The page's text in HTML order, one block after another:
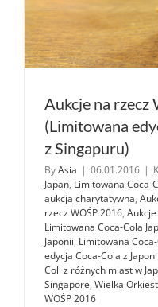
Aukcje na rzecz
(Limitowana
z Singapuru)
ByAsia | 06.01.2016 |
Japan, Limitowana Coca-
aukcja charytatywna,
rzecz WOŚP 2016, Aukcje
Limitowana Coca-Cola
Japonii, Limitowana
edycja Coca-Cola z Japonii
Coli z różnych miast w
Singapore, Wielka
WOŚP 2016